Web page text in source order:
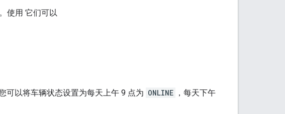
使用 它们可以
可以将车辆状态设置为每天上午 9 点为 ONLINE ，每天下午